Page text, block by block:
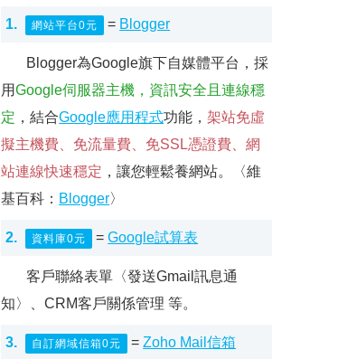
1. 網站平台0元 = Blogger
Blogger為Google旗下自媒體平台，採
用Google伺服器主機，資訊安全且連線穩
定 ，結合Google應用程式功能，架站免虛
擬主機費、免流量費、免SSL憑證費、網
站連線快速穩定 ，讓您輕鬆養網站。〈維
基百科： Blogger〉
2. 資料庫0元 =Google試算表
客戶聯絡表單〈發送Gmail訊息通
知〉、CRM客戶關係管理 等。
3. 自訂網域信箱0元 =Zoho Mail信箱